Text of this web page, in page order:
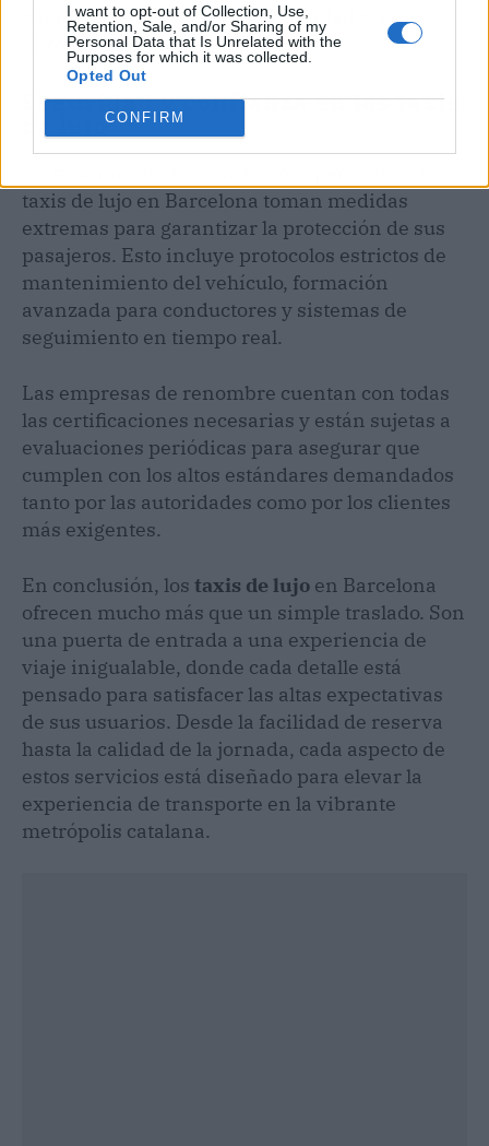
I want to opt-out of Collection, Use,
Retention, Sale, and/or Sharing of my
Personal Data that Is Unrelated with the
Purposes for which it was collected.
Opted Out
CONFIRM
comprometida con la sostenibilidad como
Barcelona.
Seguridad y confianza en los taxis
de lujo
taxis de lujo en Barcelona toman medidas
extremas para garantizar la protección de sus
pasajeros. Esto incluye protocolos estrictos de
mantenimiento del vehículo, formación
avanzada para conductores y sistemas de
seguimiento en tiempo real.
Las empresas de renombre cuentan con todas
las certificaciones necesarias y están sujetas a
evaluaciones periódicas para asegurar que
cumplen con los altos estándares demandados
tanto por las autoridades como por los clientes
más exigentes.
En conclusión, los taxis de lujo en Barcelona
ofrecen mucho más que un simple traslado. Son
una puerta de entrada a una experiencia de
viaje inigualable, donde cada detalle está
pensado para satisfacer las altas expectativas
de sus usuarios. Desde la facilidad de reserva
hasta la calidad de la jornada, cada aspecto de
estos servicios está diseñado para elevar la
experiencia de transporte en la vibrante
metrópolis catalana.